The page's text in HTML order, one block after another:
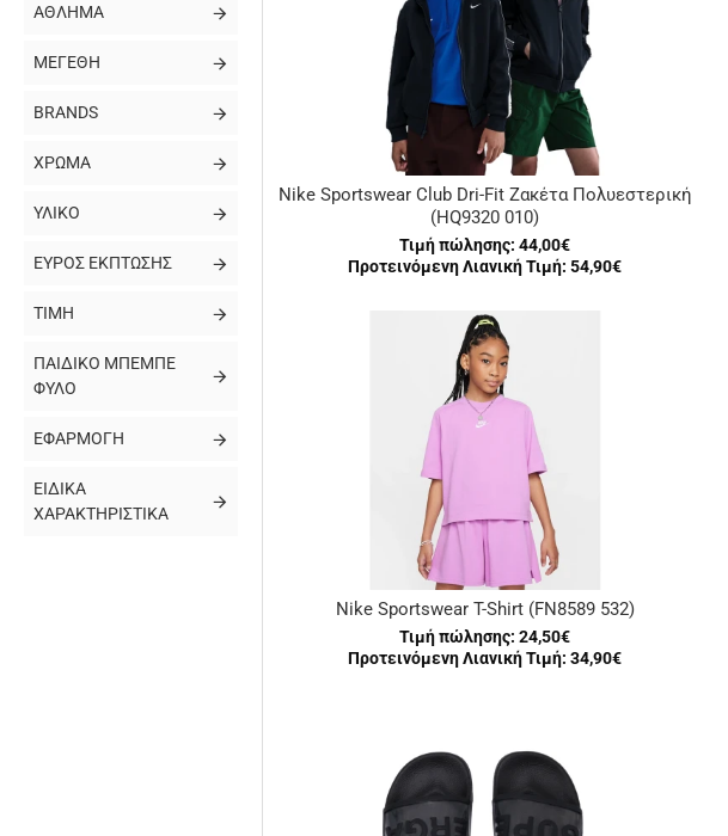
ΤΙΜΉ
BRANDS
ΜΕΓΈΘΗ
ΥΛΙΚΌ
ΕΙΔΙΚΆ
ΧΑΡΑΚΤΗΡΙΣΤΙΚΆ
ΆΘΛΗΜΑ
ΧΡΏΜΑ
ΕΦΑΡΜΟΓΉ
ΠΑΙΔΙΚΌ ΜΠΕΜΠΈ
ΦΎΛΟ
ΕΎΡΟΣ ΈΚΠΤΩΣΗΣ
Nike Sportswear Club Dri-Fit Ζακέτα Πολυεστερική
(HQ9320 010)
Τιμή πώλησης: 44,00€
Προτεινόμενη Λιανική Τιμή: 54,90€
Nike Sportswear T-Shirt (FN8589 532)
Τιμή πώλησης: 24,50€
Προτεινόμενη Λιανική Τιμή: 34,90€